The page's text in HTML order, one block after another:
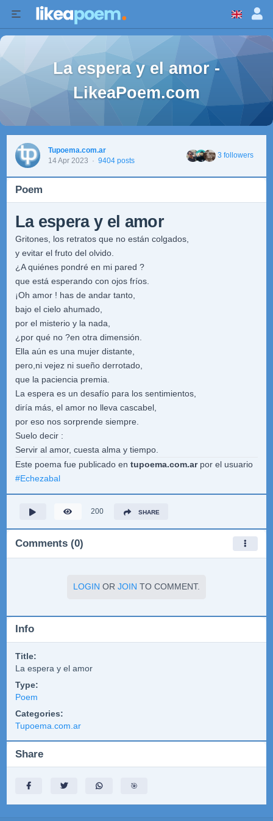
La espera y el amor -
LikeaPoem.com
Tupoema.com.ar
14 Apr 2023 · 9404 posts
3 followers
Poem
La espera y el amor
Gritones, los retratos que no están colgados,
y evitar el fruto del olvido.
¿A quiénes pondré en mi pared ?
que está esperando con ojos fríos.
¡Oh amor ! has de andar tanto,
bajo el cielo ahumado,
por el misterio y la nada,
¿por qué no ?en otra dimensión.
Ella aún es una mujer distante,
pero,ni vejez ni sueño derrotado,
que la paciencia premia.
La espera es un desafío para los sentimientos,
diría más, el amor no lleva cascabel,
por eso nos sorprende siempre.
Suelo decir :
Servir al amor, cuesta alma y tiempo.
Este poema fue publicado en tupoema.com.arpor el usuario
#Echezabal
200 SHARE
Comments (0)
LOGIN OR JOIN TO COMMENT.
Info
Title:
La espera y el amor
Type:
Poem
Categories:
Tupoema.com.ar
Share
🎯